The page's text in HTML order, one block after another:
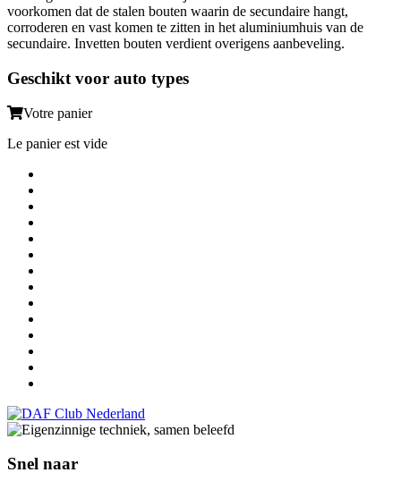
voorkomen dat de stalen bouten waarin de secundaire hangt,
corroderen en vast komen te zitten in het aluminiumhuis van de
secundaire. Invetten bouten verdient overigens aanbeveling.
Geschikt voor auto types
Votre panier
Le panier est vide
Snel naar